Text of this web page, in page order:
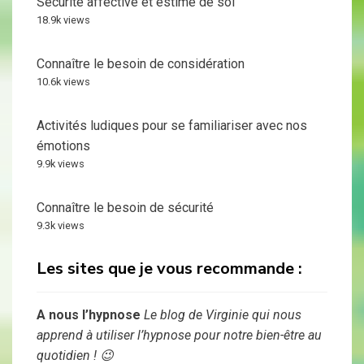
18.9k views
Connaître le besoin de considération
10.6k views
Activités ludiques pour se familiariser avec nos
émotions
9.9k views
Connaître le besoin de sécurité
9.3k views
Les sites que je vous recommande :
A nous l’hypnose Le blog de Virginie qui nous
apprend à utiliser l’hypnose pour notre bien-être au
quotidien ! 😉